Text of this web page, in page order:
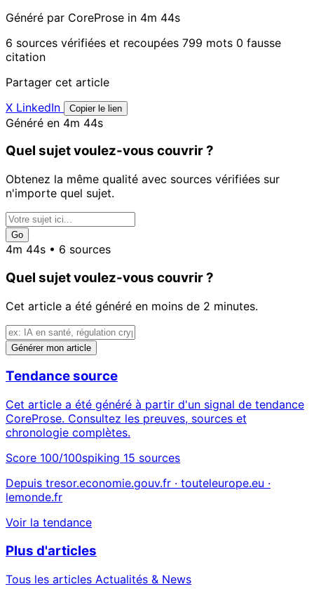
Généré par CoreProse in 4m 44s
6 sources vérifiées et recoupées 799 mots 0 fausse
citation
Partager cet article
X LinkedIn Copier le lien
Généré en 4m 44s
Quel sujet voulez-vous couvrir ?
Obtenez la même qualité avec sources vérifiées sur
n'importe quel sujet.
Go
4m 44s • 6 sources
Quel sujet voulez-vous couvrir ?
Cet article a été généré en moins de 2 minutes.
Générer mon article
Tendance source
Cet article a été généré à partir d'un signal de tendance
CoreProse. Consultez les preuves, sources et
chronologie complètes.
Score 100/100spiking 15 sources
Depuis tresor.economie.gouv.fr · touteleurope.eu ·
lemonde.fr
Voir la tendance
Plus d'articles
Tous les articles Actualités & News